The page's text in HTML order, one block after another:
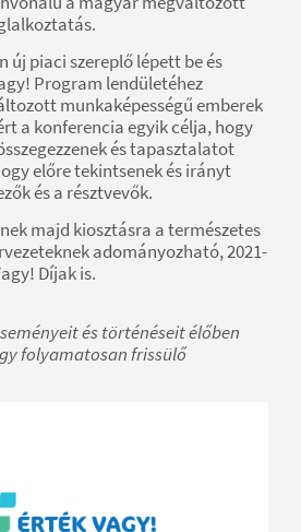
új piaci szereplő lépett be és
Program lendületéhez
munkaképességű emberek
a konferencia egyik célja, hogy
és tapasztalatot
előre tekintsenek és irányt
és a résztvevők.
majd kiosztásra a természetes
adományozható, 2021-
Díjak is.
és történéseit élőben
folyamatosan frissülő